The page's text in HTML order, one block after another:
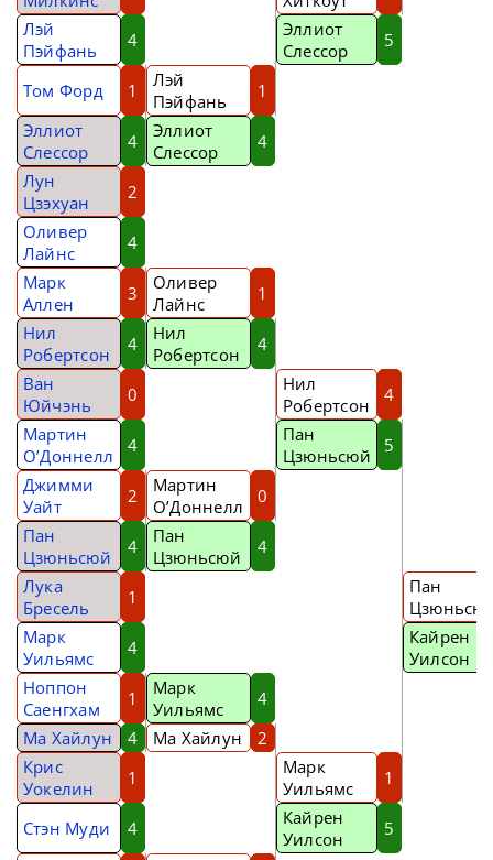
Лэй
Пэйфань
4
Эллиот
Слессор
5
Том Форд 1
Лэй
Пэйфань
1
Эллиот
Слессор
4
Эллиот
Слессор
4
Лун
Цзэхуан
2
Оливер
Лайнс
4
Марк
Аллен
3
Оливер
Лайнс
1
Нил
Робертсон
4
Нил
Робертсон
4
Ван
Юйчэнь
0
Нил
Робертсон
4
Мартин
О’Доннелл
4
Пан
Цзюньсюй
5
Джимми
Уайт
2
Мартин
О’Доннелл
0
Пан
Цзюньсюй
4
Пан
Цзюньсюй
4
Лука
Бресель
1
Пан
Марк
Уильямс
4
Кайрен
Уилсон
Ноппон
Саенгхам
1
Марк
Уильямс
4
Ма Хайлун
4 Ма Хайлун
2
Крис
Уокелин
1
Марк
Уильямс
1
Стэн Муди 4
Кайрен
Уилсон
5